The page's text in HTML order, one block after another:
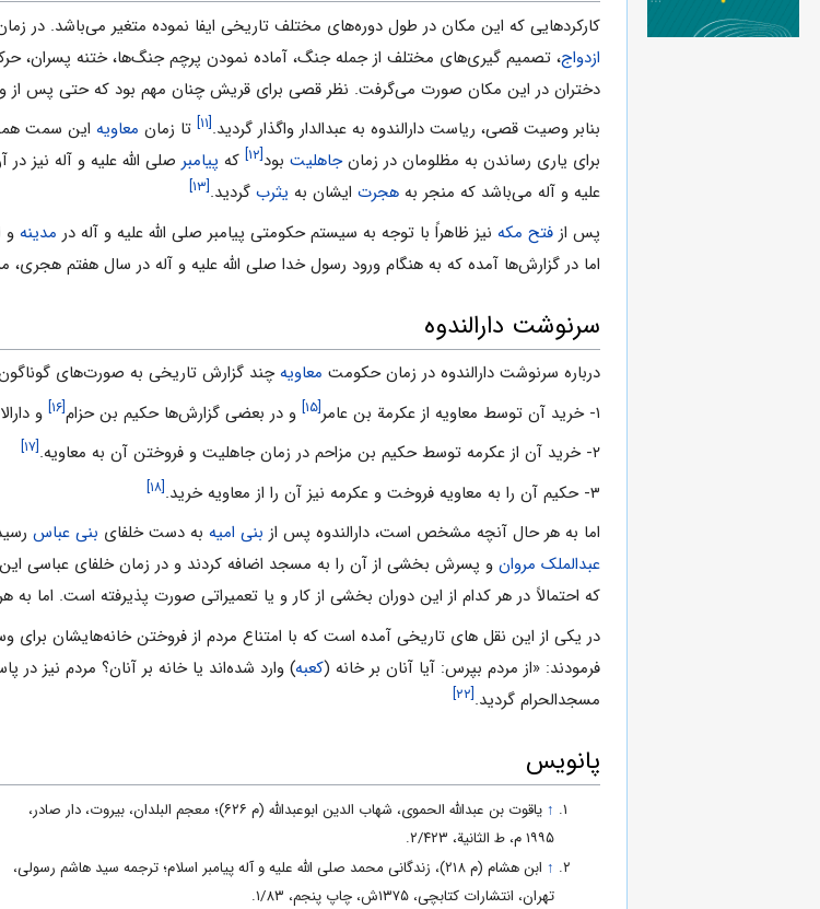
کارکردهایی که این مکان در طول دوره‌های مختلف تاریخی ایفا نموده متغیر می‌باشد. در
ازدواج، تصمیم گیری‌های مختلف از جمله جنگ، آماده نمودن پرچم جنگ‌ها، ختنه
دختران در این مکان صورت می‌گرفت. نظر قصی برای قریش چنان مهم بود که حتی پس از
بنابر وصیت قصی، ریاست دارالندوه به عبدالدار واگذار گردید.[۱۱] تا زمان معاویه این سمت
برای یاری رساندن به مظلومان در زمانجاهلیت بود[۱۲] که پیامبر صلی الله علیه و آله نیز
علیه و آله می‌باشد که منجر به هجرت ایشان به یثرب گردید.[۱۳]
پس از فتح مکه نیز ظاهراً با توجه به سیستم حکومتی پیامبر صلی الله علیه و آله در مدینه و
اما در گزارش‌ها آمده که به هنگام ورود رسول خدا صلی الله علیه و آله در سال هفتم
سرنوشت دارالندوه
درباره سرنوشت دارالندوه در زمان حکومت معاویهچند گزارش تاریخی به صورت‌های
۱- خرید آن توسط معاویه از عکرمة بن عامر
[۱۵] و در بعضی گزارش‌ها حکیم بن حزام[۱۶]
و
۲- خرید آن از عکرمه توسط حکیم بن مزاحم در زمان جاهلیت و فروختن آن به معاویه.
[۱۷]
۳- حکیم آن را به معاویه فروخت و عکرمه نیز آن را از معاویه خرید. [۱۸]
اما به هر حال آنچه مشخص است، دارالندوه پس از بنی‌ امیه به دست خلفای بنی‌ عباس
عبدالملک مروان و پسرش بخشی از آن را به مسجد اضافه کردند و در زمان خلفای عباسی این
که احتمالاً در هر کدام از این دوران بخشی از کار و یا تعمیراتی صورت پذیرفته است. اما
در یکی از این نقل های تاریخی آمده است که با امتناع مردم از فروختن خانه‌هایشان
فرمودند: «از مردم بپرس: آیا آنان بر خانه (کعبه) وارد شده‌اند یا خانه بر آنان؟ مردم نیز در
مسجدالحرام گردید.[۲۲]
پانویس
↑
یاقوت بن عبدالله الحموی، شهاب الدین ابوعبدالله (م ۶۲۶)؛ معجم البلدان، بیروت، دار صادر،
۱۹۹۵ م، ط الثانیة، ۲/۴۲۳.
↑
ابن هشام (م ۲۱۸)، زندگانی محمد صلی الله علیه و آله پیامبر اسلام؛ ترجمه سید هاشم رسولی،
تهران، انتشارات کتابچی، ۱۳۷۵ش‌، چاپ پنجم، ۱/۸۳.